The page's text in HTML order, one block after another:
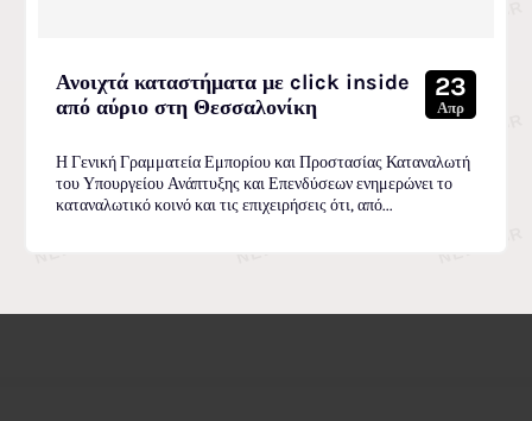
Ανοιχτά καταστήματα με click inside
από αύριο στη Θεσσαλονίκη
23
Απρ
Η Γενική Γραμματεία Εμπορίου και Προστασίας Καταναλωτή
του Υπουργείου Ανάπτυξης και Επενδύσεων ενημερώνει το
καταναλωτικό κοινό και τις επιχειρήσεις ότι, από...